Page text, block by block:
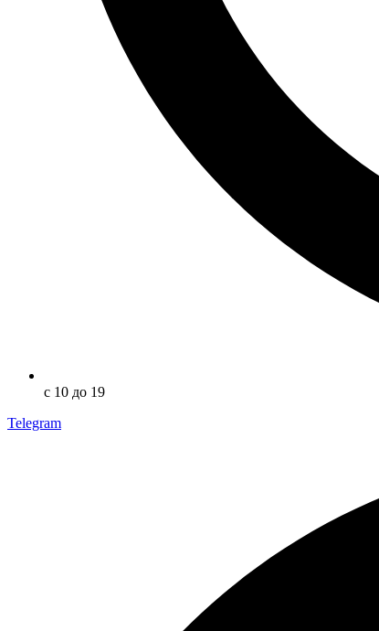
с 10 до 19
Telegram